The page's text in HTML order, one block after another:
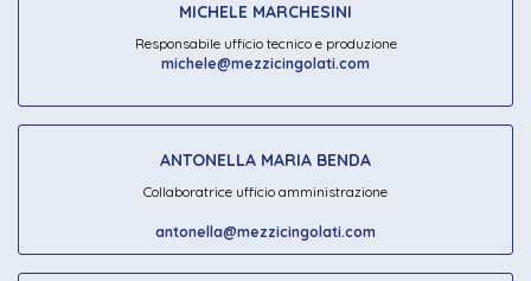
MICHELE MARCHESINI
Responsabile ufficio tecnico e produzione
michele@mezzicingolati.com
ANTONELLA MARIA BENDA
Collaboratrice ufficio amministrazione
antonella@mezzicingolati.com